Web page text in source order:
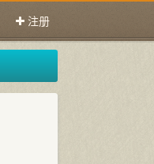
注册